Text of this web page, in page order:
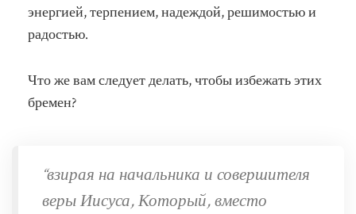
энергией, терпением, надеждой, решимостью и
радостью.
Что же вам следует делать, чтобы избежать этих
бремен?
“взирая на начальника и совершителя
веры Иисуса, Который, вместо